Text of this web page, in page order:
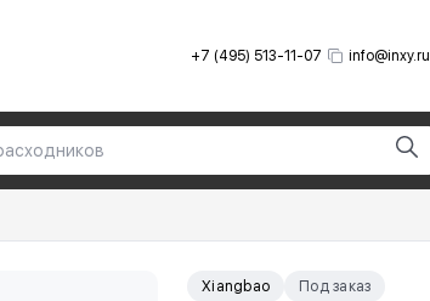
+7 (495) 513-11-07 info@inxy.ru
Xiangbao Под заказ